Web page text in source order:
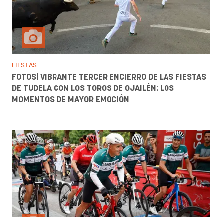
FIESTAS
FOTOS| VIBRANTE TERCER ENCIERRO DE LAS FIESTAS
DE TUDELA CON LOS TOROS DE OJAILÉN: LOS
MOMENTOS DE MAYOR EMOCIÓN